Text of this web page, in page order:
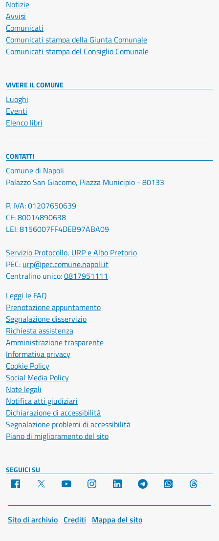
Notizie
Avvisi
Comunicati
Comunicati stampa della Giunta Comunale
Comunicati stampa del Consiglio Comunale
VIVERE IL COMUNE
Luoghi
Eventi
Elenco libri
CONTATTI
Comune di Napoli
Palazzo San Giacomo, Piazza Municipio - 80133
P. IVA: 01207650639
CF: 80014890638
LEI: 8156007FF4DEB97ABA09
Servizio Protocollo, URP e Albo Pretorio
PEC: urp@pec.comune.napoli.it
Centralino unico:0817951111
Leggi le FAQ
Prenotazione appuntamento
Segnalazione disservizio
Richiesta assistenza
Amministrazione trasparente
Informativa privacy
Cookie Policy
Social Media Policy
Note legali
Notifica atti giudiziari
Dichiarazione di accessibilità
Segnalazione problemi di accessibilità
Piano di miglioramento del sito
SEGUICI SU
Facebook YouTube Instagram LinkedIn Telegram WhatsApp
Sito di archivio Crediti Mappa del sito